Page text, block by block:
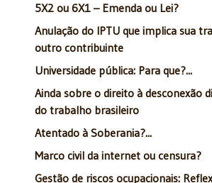
5X2 ou 6X1 – Emenda ou Lei?
Anulação do IPTU que implica sua
outro contribuinte
Universidade pública: Para que?...
Ainda sobre o direito à desconexão
do trabalho brasileiro
Atentado à Soberania?...
Marco civil da internet ou censura?
Gestão de riscos ocupacionais: